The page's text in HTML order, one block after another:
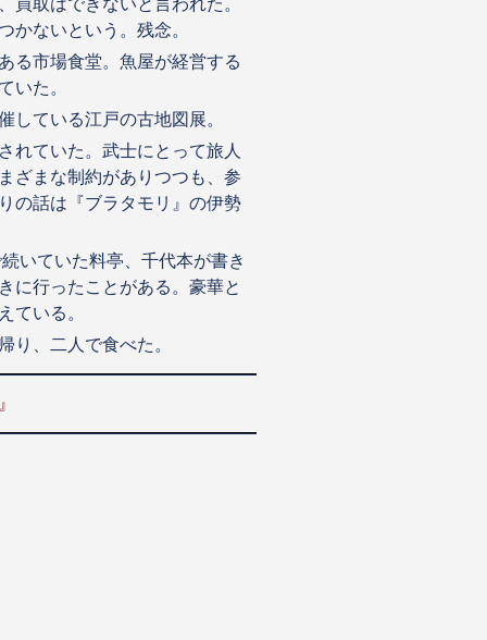
かないという。残念。
る市場食堂。魚屋が経営する
いた。
している江戸の古地図展。
れていた。武士にとって旅人
ざまな制約がありつつも、参
の話は『ブラタモリ』の伊勢
いていた料亭、千代本が書き
に行ったことがある。豪華と
ている。
り、二人で食べた。